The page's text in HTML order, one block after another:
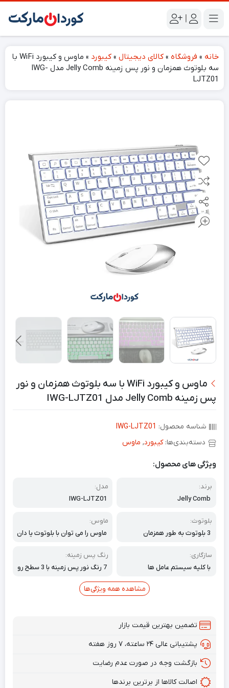
|
خانه » فروشگاه » کالای دیجیتال » کیبورد »
ماوس و کیبورد WiFi با
سه بلوتوث همزمان و نور پس زمینه Jelly Comb مدل IWG-
LJTZ01
ماوس و کیبورد WiFi با سه بلوتوث همزمان و نور
پس زمینه Jelly Comb مدل IWG-LJTZ01
شناسه محصول: IWG-LJTZ01
دسته‌بندی‌ها:کیبورد, ماوس
ویژگی های محصول:
برند:
Jelly Comb
مدل:
IWG-LJTZ01
بلوتوث:
3 بلوتوث به طور همزمان
ماوس:
ماوس را می توان با بلوتوث یا دان
سازگاری:
با کلیه سیستم عامل ها
رنگ پس زمینه:
7 رنگ نور پس زمینه با 3 سطح رو
مشاهده همه ویژگی‌ها
تضمین بهترین قیمت بازار
پشتیبانی عالی ۲۴ ساعته، ۷ روز هفته
بازگشت وجه در صورت عدم رضایت
اصالت کالاها از برترین برندها